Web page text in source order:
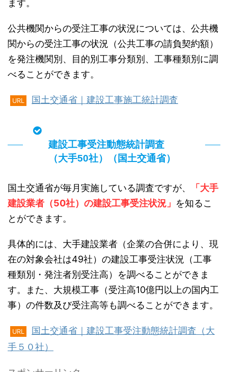
ます。
公共機関からの受注工事の状況については、公共機
関からの受注工事の状況（公共工事の請負契約額）
を発注機関別、目的別工事分類別、工事種類別に調
べることができます。
URL 国土交通省｜建設工事施工統計調査
建設工事受注動態統計調査
（大手50社）（国土交通省）
国土交通省が毎月実施している調査ですが、
「大手
建設業者（50社）の建設工事受注状況」 を知るこ
とができます。
具体的には、大手建設業者（企業の合併により、現
在の対象会社は49社）の建設工事受注状況（工事
種類別・発注者別受注高）を調べることができま
す。また、大規模工事（受注高10億円以上の国内工
事）の件数及び受注高等も調べることができます。
URL
国土交通省｜建設工事受注動態統計調査（大
手５０社）